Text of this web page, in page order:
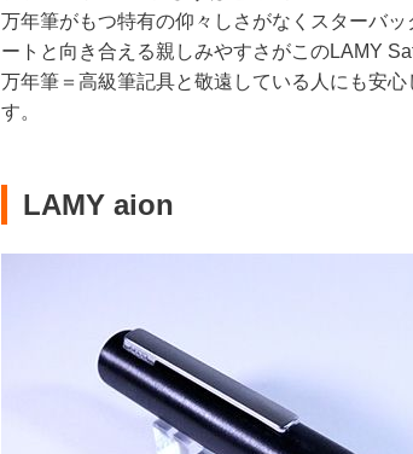
万年筆がもつ特有の仰々しさがなくスターバ
ートと向き合える親しみやすさがこのLAMY
万年筆＝高級筆記具と敬遠している人にも安
す。
LAMY aion